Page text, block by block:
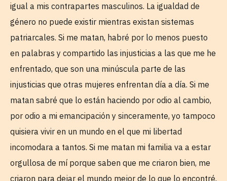
igual a mis contrapartes masculinos. La igualdad de
género no puede existir mientras existan sistemas
patriarcales. Si me matan, habré por lo menos puesto
en palabras y compartido las injusticias a las que me he
enfrentado, que son una minúscula parte de las
injusticias que otras mujeres enfrentan día a día. Si me
matan sabré que lo están haciendo por odio al cambio,
por odio a mi emancipación y sinceramente, yo tampoco
quisiera vivir en un mundo en el que mi libertad
incomodara a tantos. Si me matan mi familia va a estar
orgullosa de mí porque saben que me criaron bien, me
criaron para dejar el mundo mejor de lo que lo encontré.